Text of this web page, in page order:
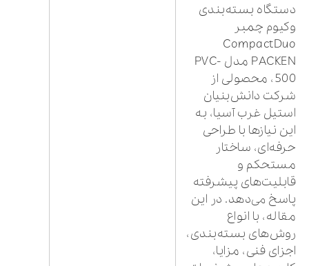
دستگاه بسته‌بندی
وکیوم چمبر
CompactDuo
PACKEN مدل PVC-
500، محصولی از
شرکت دانش‌بنیان
استیل غرب آسیا، به
این نیازها با طراحی
حرفه‌ای، ساختار
مستحکم و
قابلیت‌های پیشرفته
پاسخ می‌دهد. در این
مقاله، با انواع
روش‌های بسته‌بندی،
اجزای فنی، مزایا،